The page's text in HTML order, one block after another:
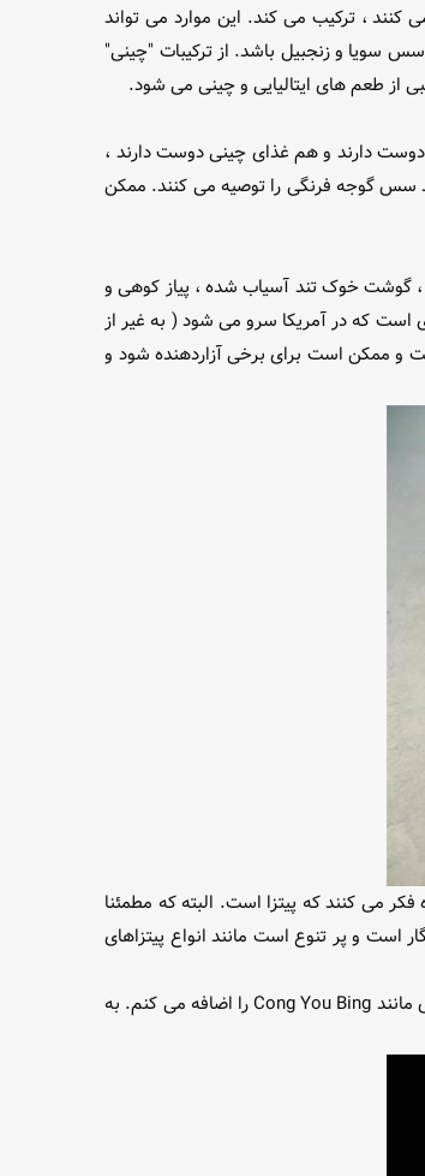
کنند ، ترکیب می کند. این موارد می تواند
سویا و زنجبیل باشد. از ترکیبات "چینی"
از طعم های ایتالیایی و چینی می شود.
دارند و هم غذای چینی دوست دارند ،
سس گوجه فرنگی را توصیه می کنند. ممکن
، گوشت خوک تند آسیاب شده ، پیاز کوهی و
است که در آمریکا سرو می شود ( به غیر از
و ممکن است برای برخی آزاردهنده شود و
می کنند که پیتزا است. البته که مطمئنا
است و پر تنوع است مانند انواع پیتزاهای
در اینجا ما به چین می آییم ، در غذایی که توسط Stephen Abraham در معرفی پروژه Chitalian ذکر شد:" Shou Zhua Bing. من همچنین غذاهای دیگری مانند Cong You Bing را اضافه می کنم. به